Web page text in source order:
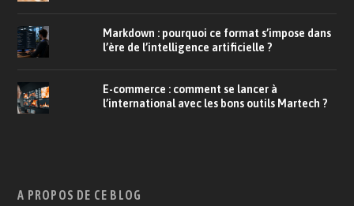
Markdown : pourquoi ce format s’impose dans
l’ère de l’intelligence artificielle ?
E-commerce : comment se lancer à
l’international avec les bons outils Martech ?
A PROPOS DE CE BLOG